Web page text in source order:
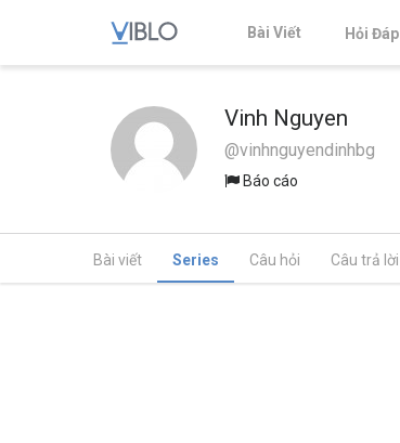
Bài Viết Hỏi Đáp
Vinh Nguyen
@vinhnguyendinhbg
Báo cáo
Bài viết Series Câu hỏi Câu trả lời